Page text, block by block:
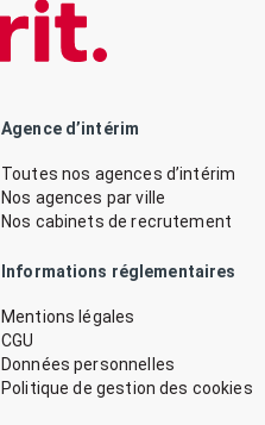
Agence d’intérim
Toutes nos agences d’intérim
Nos agences par ville
Nos cabinets de recrutement
Informations réglementaires
Mentions légales
CGU
Données personnelles
Politique de gestion des cookies